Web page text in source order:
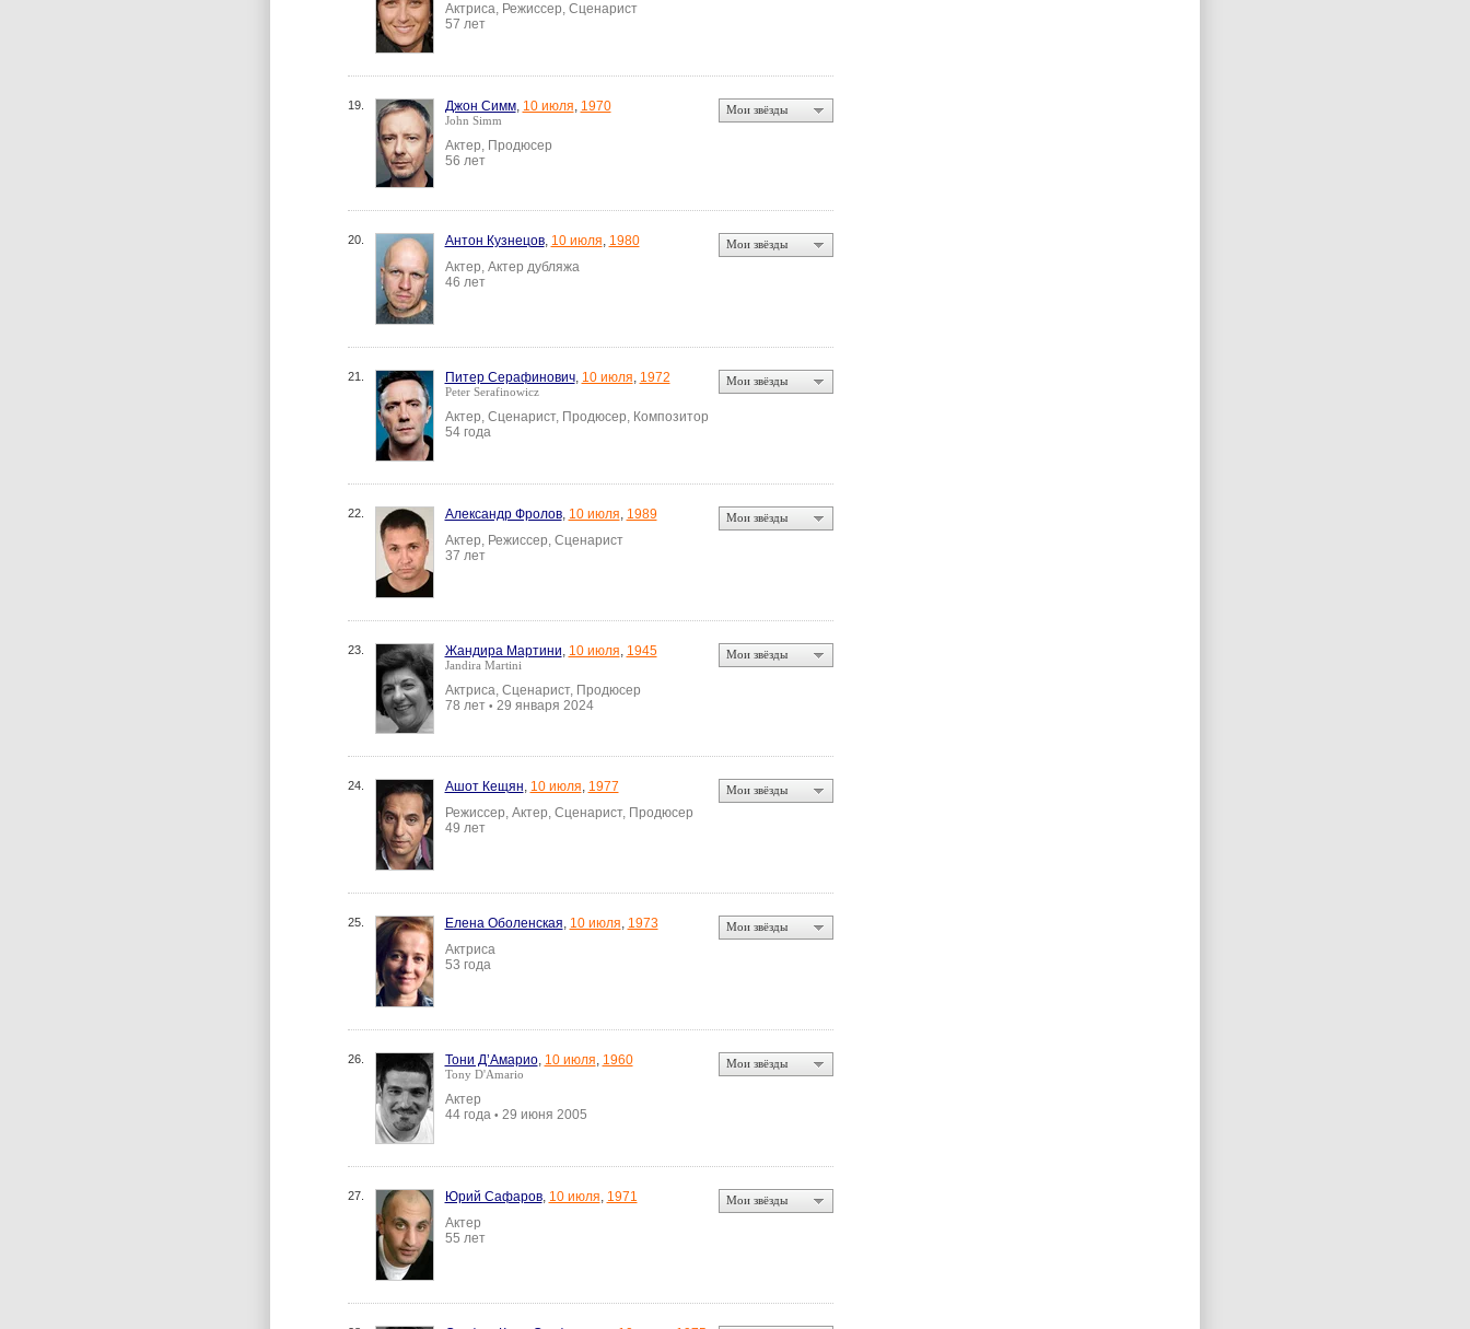
Актриса, Режиссер, Сценарист
57 лет
19. Джон Симм, 10 июля, 1970
John Simm
Актер, Продюсер
56 лет
Мои звёзды
20. Антон Кузнецов, 10 июля, 1980
Актер, Актер дубляжа
46 лет
Мои звёзды
21. Питер Серафинович, 10 июля, 1972
Peter Serafinowicz
Актер, Сценарист, Продюсер, Композитор
54 года
Мои звёзды
22. Александр Фролов, 10 июля, 1989
Актер, Режиссер, Сценарист
37 лет
Мои звёзды
23. Жандира Мартини, 10 июля, 1945
Jandira Martini
Актриса, Сценарист, Продюсер
78 лет • 29 января 2024
Мои звёзды
24. Ашот Кещян, 10 июля, 1977
Режиссер, Актер, Сценарист, Продюсер
49 лет
Мои звёзды
25. Елена Оболенская, 10 июля, 1973
Актриса
53 года
Мои звёзды
26. Тони Д’Амарио, 10 июля, 1960
Tony D'Amario
Актер
44 года • 29 июня 2005
Мои звёзды
27. Юрий Сафаров, 10 июля, 1971
Актер
55 лет
Мои звёзды